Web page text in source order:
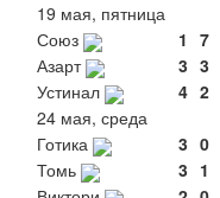
19 мая, пятница
Союз
1 7
Азарт
3 3
Устинал
4 2
24 мая, среда
Готика
3 0
Томь
3 1